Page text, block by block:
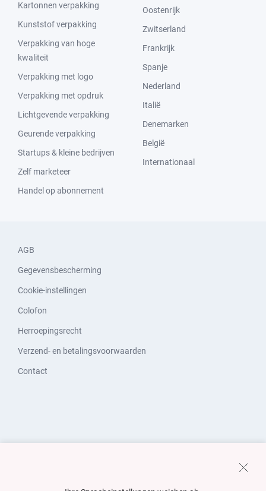
Kartonnen verpakking
Kunststof verpakking
Verpakking van hoge
kwaliteit
Verpakking met logo
Verpakking met opdruk
Lichtgevende verpakking
Geurende verpakking
Startups & kleine bedrijven
Zelf marketeer
Handel op abonnement
Oostenrijk
Zwitserland
Frankrijk
Spanje
Nederland
Italië
Denemarken
België
Internationaal
AGB
Gegevensbescherming
Cookie-instellingen
Colofon
Herroepingsrecht
Verzend- en betalingsvoorwaarden
Contact